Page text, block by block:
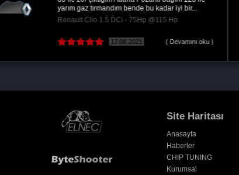
hakettiği performansı bana sunduğunuz için...
Peugeot 3008 1.6 BlueHDI - 100Hp @150 Hp
09.11.2020 ( Devamını oku )
Site Haritası
Anasayfa
Haberler
CHIP TUNING
Kurumsal